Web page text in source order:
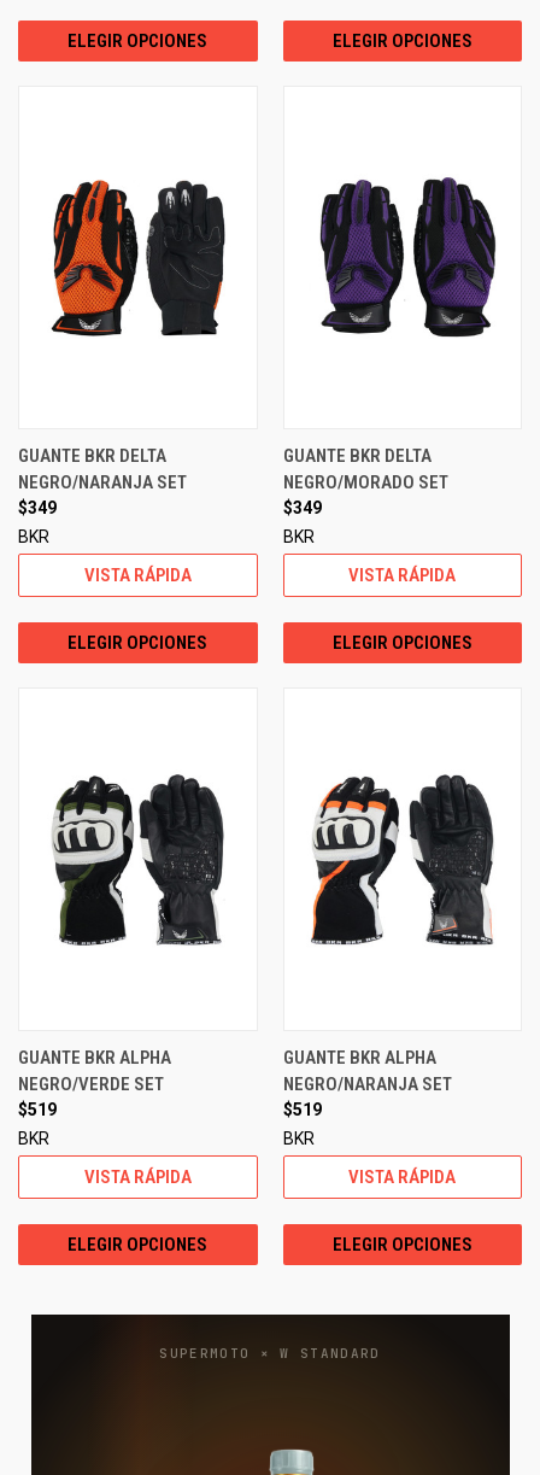
ELEGIR OPCIONES ELEGIR OPCIONES
GUANTE BKR DELTA
NEGRO/NARANJA SET
$349
BKR
VISTA RÁPIDA
ELEGIR OPCIONES
GUANTE BKR DELTA
NEGRO/MORADO SET
$349
BKR
VISTA RÁPIDA
ELEGIR OPCIONES
GUANTE BKR ALPHA
NEGRO/VERDE SET
$519
BKR
VISTA RÁPIDA
ELEGIR OPCIONES
GUANTE BKR ALPHA
NEGRO/NARANJA SET
$519
BKR
VISTA RÁPIDA
ELEGIR OPCIONES
SUPERMOTO × W STANDARD